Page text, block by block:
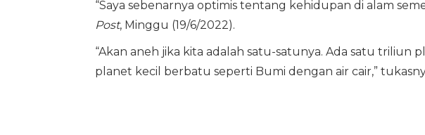
“Saya sebenarnya optimis tentang kehidupan di alam
Post, Minggu (19/6/2022).
“Akan aneh jika kita adalah satu-satunya. Ada satu triliun
planet kecil berbatu seperti Bumi dengan air cair,”